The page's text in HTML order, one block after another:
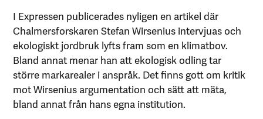
I Expressen publicerades nyligen en artikel där
Chalmersforskaren Stefan Wirsenius intervjuas och
ekologiskt jordbruk lyfts fram som en klimatbov.
Bland annat menar han att ekologisk odling tar
större markarealer i anspråk. Det finns gott om kritik
mot Wirsenius argumentation och sätt att mäta,
bland annat från hans egna institution.